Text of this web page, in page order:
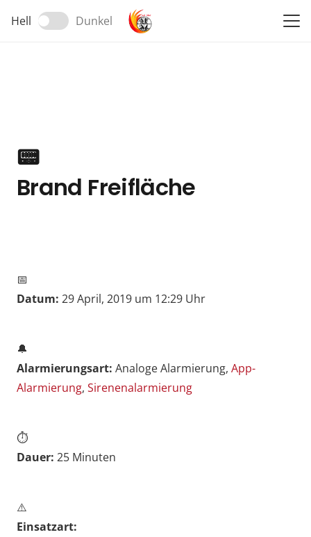
Hell Dunkel
📟
Brand Freifläche
📅
Datum: 29 April, 2019 um 12:29 Uhr
🔔
Alarmierungsart: Analoge Alarmierung, App-
Alarmierung, Sirenenalarmierung
⏱️
Dauer: 25 Minuten
⚠️
Einsatzart: